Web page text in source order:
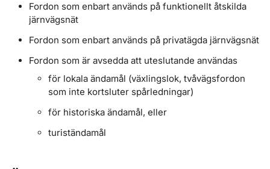
Fordon som enbart används på funktionellt åtskilda
järnvägsnät
Fordon som enbart används på privatägda järnvägsnät
Fordon som är avsedda att uteslutande användas
för lokala ändamål (växlingslok, tvåvägsfordon
som inte kortsluter spårledningar)
för historiska ändamål, eller
turiständamål